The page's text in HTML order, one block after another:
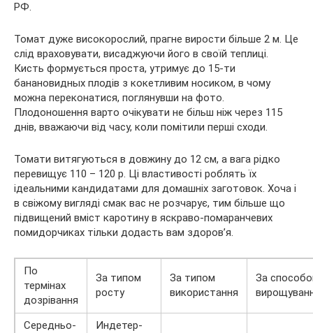
РФ.
Томат дуже високорослий, прагне вирости більше 2 м. Це
слід враховувати, висаджуючи його в своїй теплиці.
Кисть формується проста, утримує до 15-ти
банановидных плодів з кокетливим носиком, в чому
можна переконатися, поглянувши на фото.
Плодоношення варто очікувати не більш ніж через 115
днів, вважаючи від часу, коли помітили перші сходи.
Томати витягуються в довжину до 12 см, а вага рідко
перевищує 110 – 120 р. Ці властивості роблять їх
ідеальними кандидатами для домашніх заготовок. Хоча і
в свіжому вигляді смак вас не розчарує, тим більше що
підвищений вміст каротину в яскраво-помаранчевих
помидорчиках тільки додасть вам здоров’я.
По
термінах
дозрівання
За типом
росту
За типом
використання
За
Середньо-
Индетер-